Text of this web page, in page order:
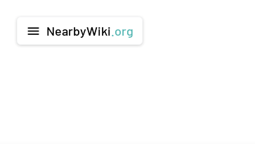
menu NearbyWiki .org